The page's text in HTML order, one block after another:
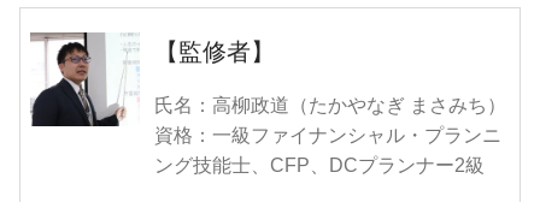
【監修者】
氏名：高柳政道（たかやなぎ まさみち）
資格：一級ファイナンシャル・プランニ
ング技能士、CFP、DCプランナー2級